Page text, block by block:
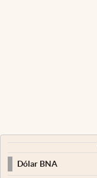
Dólar BNA